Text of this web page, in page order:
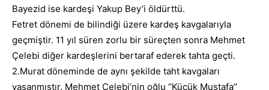
Bayezid ise kardeşi Yakup Bey’i öldürttü.
Fetret dönemi de bilindiği üzere kardeş kavgalarıyla
geçmiştir. 11 yıl süren zorlu bir süreçten sonra Mehmet
Çelebi diğer kardeşlerini bertaraf ederek tahta geçti.
2.Murat döneminde de aynı şekilde taht kavgaları
yaşanmıştır. Mehmet Çelebi’nin oğlu ‘’Küçük Mustafa’’